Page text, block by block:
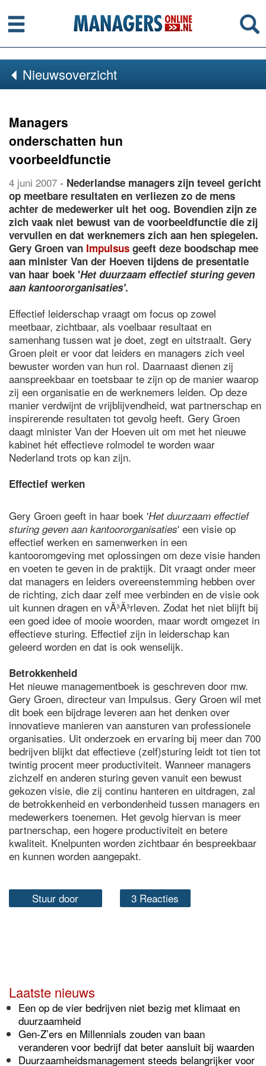
Menu
Nieuwsoverzicht
Managers
onderschatten hun
voorbeeldfunctie
4 juni 2007 - Nederlandse managers zijn teveel gericht
op meetbare resultaten en verliezen zo de mens
achter de medewerker uit het oog. Bovendien zijn ze
zich vaak niet bewust van de voorbeeldfunctie die zij
vervullen en dat werknemers zich aan hen spiegelen.
Gery Groen van Impulsus geeft deze boodschap mee
aan minister Van der Hoeven tijdens de presentatie
van haar boek 'Het duurzaam effectief sturing geven
aan kantoororganisaties'.
Effectief leiderschap vraagt om focus op zowel
meetbaar, zichtbaar, als voelbaar resultaat en
samenhang tussen wat je doet, zegt en uitstraalt. Gery
Groen pleit er voor dat leiders en managers zich veel
bewuster worden van hun rol. Daarnaast dienen zij
aanspreekbaar en toetsbaar te zijn op de manier waarop
zij een organisatie en de werknemers leiden. Op deze
manier verdwijnt de vrijblijvendheid, wat partnerschap en
inspirerende resultaten tot gevolg heeft. Gery Groen
daagt minister Van der Hoeven uit om met het nieuwe
kabinet hét effectieve rolmodel te worden waar
Nederland trots op kan zijn.
Effectief werken
Gery Groen geeft in haar boek 'Het duurzaam effectief
sturing geven aan kantoororganisaties' een visie op
effectief werken en samenwerken in een
kantooromgeving met oplossingen om deze visie handen
en voeten te geven in de praktijk. Dit vraagt onder meer
dat managers en leiders overeenstemming hebben over
de richting, zich daar zelf mee verbinden en de visie ook
uit kunnen dragen en vÃ³Ã³rleven. Zodat het niet blijft bij
een goed idee of mooie woorden, maar wordt omgezet in
effectieve sturing. Effectief zijn in leiderschap kan
geleerd worden en dat is ook wenselijk.
Betrokkenheid
Het nieuwe managementboek is geschreven door mw.
Gery Groen, directeur van Impulsus. Gery Groen wil met
dit boek een bijdrage leveren aan het denken over
innovatieve manieren van aansturen van professionele
organisaties. Uit onderzoek en ervaring bij meer dan 700
bedrijven blijkt dat effectieve (zelf)sturing leidt tot tien tot
twintig procent meer productiviteit. Wanneer managers
zichzelf en anderen sturing geven vanuit een bewust
gekozen visie, die zij continu hanteren en uitdragen, zal
de betrokkenheid en verbondenheid tussen managers en
medewerkers toenemen. Het gevolg hiervan is meer
partnerschap, een hogere productiviteit en betere
kwaliteit. Knelpunten worden zichtbaar én bespreekbaar
en kunnen worden aangepakt.
Stuur door 3 Reacties
Laatste nieuws
Een op de vier bedrijven niet bezig met klimaat en
duurzaamheid
Gen-Z’ers en Millennials zouden van baan
veranderen voor bedrijf dat beter aansluit bij waarden
Duurzaamheidsmanagement steeds belangrijker voor